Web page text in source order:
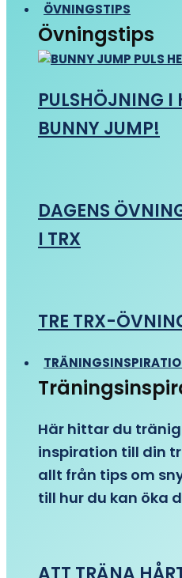
ÖVNINGSTIPS
Övningstips
PULSHÖJNING
BUNNY JUMP!
DAGENS
I TRX
TRE TRX-
Här hittar du
inspiration till din
allt från tips om
till hur du kan öka